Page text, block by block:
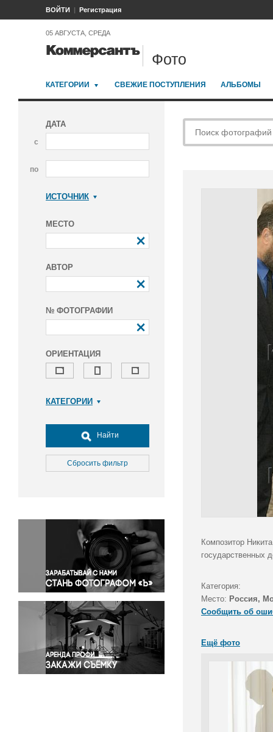
ВОЙТИ Регистрация
05 АВГУСТА, СРЕДА
Фото
КАТЕГОРИИ СВЕЖИЕ ПОСТУПЛЕНИЯ АЛЬБОМЫ
ДАТА
с
по
ИСТОЧНИК
МЕСТО
АВТОР
№ ФОТОГРАФИИ
ОРИЕНТАЦИЯ
КАТЕГОРИИ
Досуг, туризм и отдых
Культура
Медицина
Окружающая среда
Политика
Правосудие
Происшествия и конфликты
Религия
Светская жизнь
Спорт
Экология
Экономика и бизнес
Найти
Сбросить фильтр
Композитор
государственных
Категория:
Место: Россия,
Сообщить об
Ещё фото